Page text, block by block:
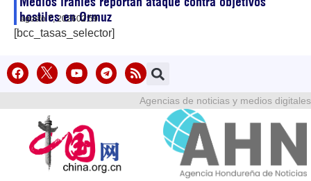
hostiles en Ormuz
agosto 7, 202602:59
[bcc_tasas_selector]
Agencias de noticias y medios digitales